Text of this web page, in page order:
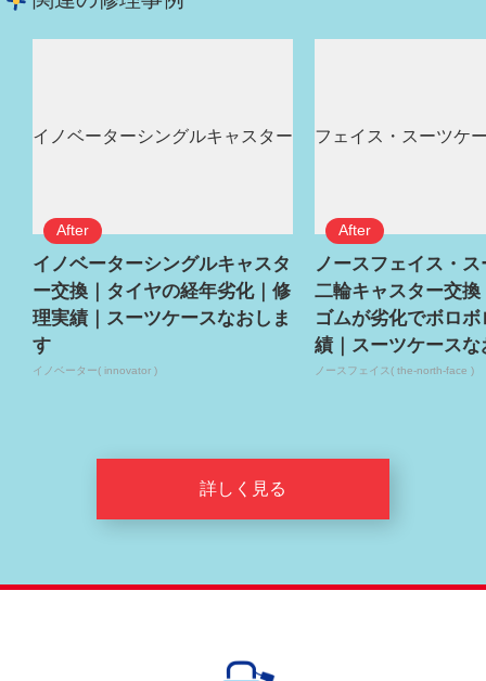
イノベーターシングルキャスタ
ー交換｜タイヤの経年劣化｜修
理実績｜スーツケースなおしま
す
イノベーター( innovator )
ノースフェイス・
二輪キャスター交換
ゴムが劣化でボロ
績｜スーツケースな
ノースフェイス( the-north-face )
詳しく見る